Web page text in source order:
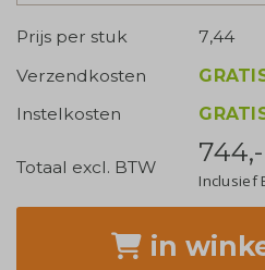
Prijs per stuk
7,44
Verzendkosten
Instelkosten
Totaal excl. BTW 744,-
Inclusief
in